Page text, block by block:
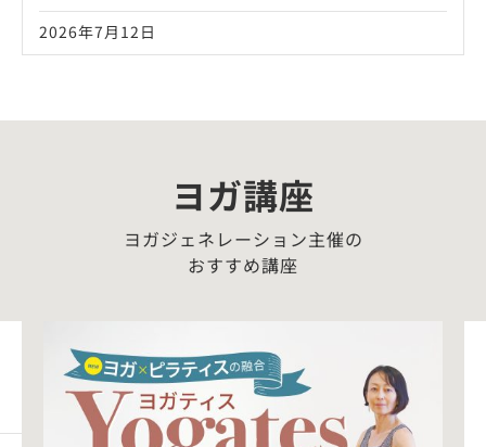
2026年7月12日
ヨガ講座
ヨガジェネレーション主催の
おすすめ講座